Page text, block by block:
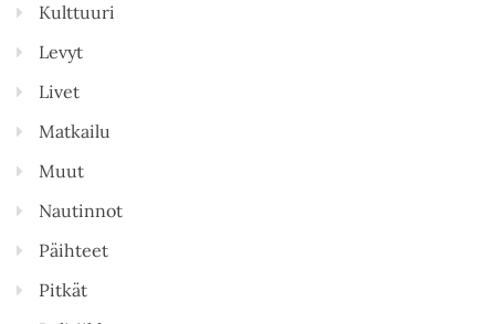
Kulttuuri
Levyt
Livet
Matkailu
Muut
Nautinnot
Päihteet
Pitkät